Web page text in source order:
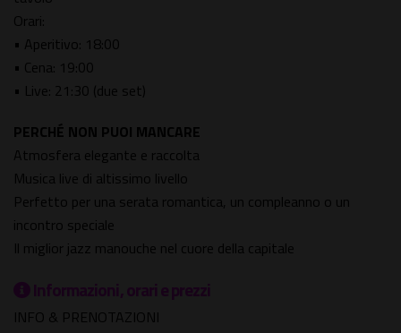
Orari:
• Aperitivo: 18:00
• Cena: 19:00
• Live: 21:30 (due set)
PERCHÉ NON PUOI MANCARE
Atmosfera elegante e raccolta
Musica live di altissimo livello
Perfetto per una serata romantica, un compleanno o un
incontro speciale
Il miglior jazz manouche nel cuore della capitale
Informazioni, orari e prezzi
INFO & PRENOTAZIONI